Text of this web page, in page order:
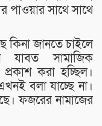
পাওয়ার সাথে সাথে
কিনা জানতে চাইলে
যাবত সামাজিক
করা হচ্ছিল।
বলা যাচ্ছে না।
ফজরের নামাজের